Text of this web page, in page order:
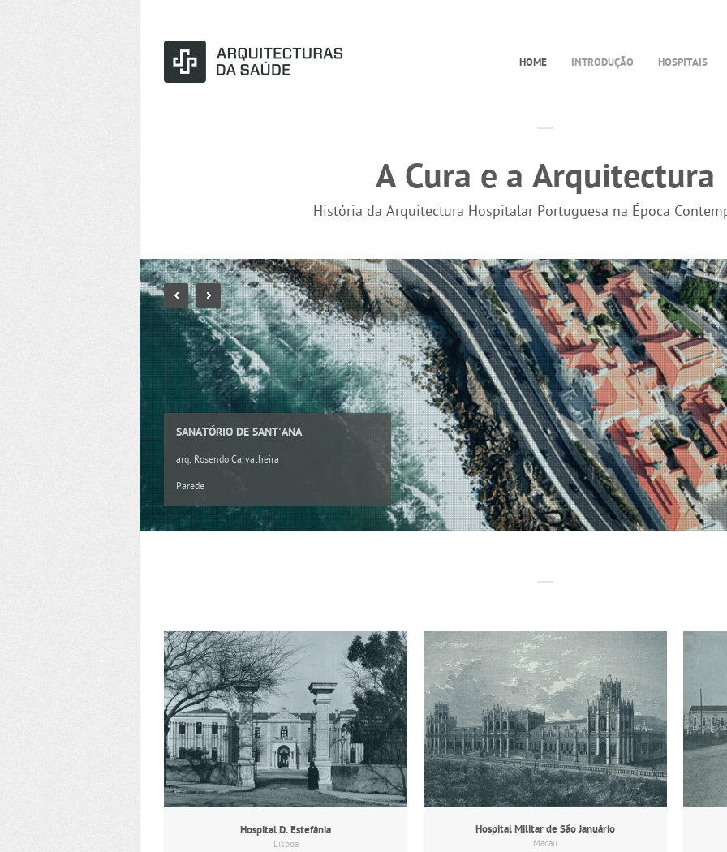
HOME INTRODUÇÃO HOSPITAIS
A Cura e a Arquitectura
História da Arquitectura Hospitalar Portuguesa na Época
SANATÓRIO DE SANT'ANA
arq. Rosendo Carvalheira
Parede
Hospital D. Estefânia
Lisboa
Hospital Militar de São Januário
Macau